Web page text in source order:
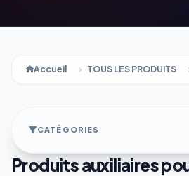
Accueil TOUS LES PRODUITS
CATÉGORIES
Produits auxiliaires